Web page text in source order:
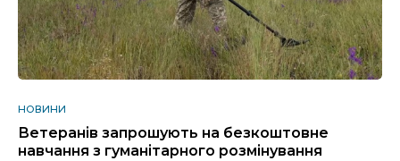
НОВИНИ
Ветеранів запрошують на безкоштовне
навчання з гуманітарного розмінування